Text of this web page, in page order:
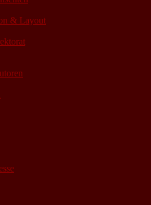
& Layout